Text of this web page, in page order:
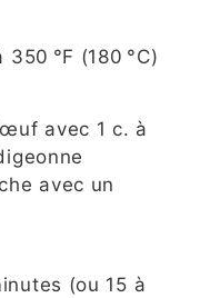
°F (180 °C)
avec 1 c. à
avec un
(ou 15 à